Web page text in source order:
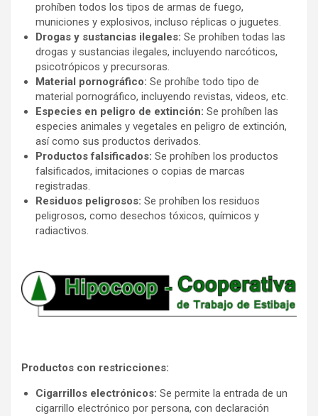
prohíben todos los tipos de armas de fuego,
municiones y explosivos, incluso réplicas o juguetes.
Drogas y sustancias ilegales: Se prohíben todas las
drogas y sustancias ilegales, incluyendo narcóticos,
psicotrópicos y precursoras.
Material pornográfico: Se prohíbe todo tipo de
material pornográfico, incluyendo revistas, videos, etc.
Especies en peligro de extinción: Se prohíben las
especies animales y vegetales en peligro de extinción,
así como sus productos derivados.
Productos falsificados: Se prohíben los productos
falsificados, imitaciones o copias de marcas
registradas.
Residuos peligrosos: Se prohíben los residuos
peligrosos, como desechos tóxicos, químicos y
radiactivos.
Productos con restricciones:
Cigarrillos electrónicos: Se permite la entrada de un
cigarrillo electrónico por persona, con declaración